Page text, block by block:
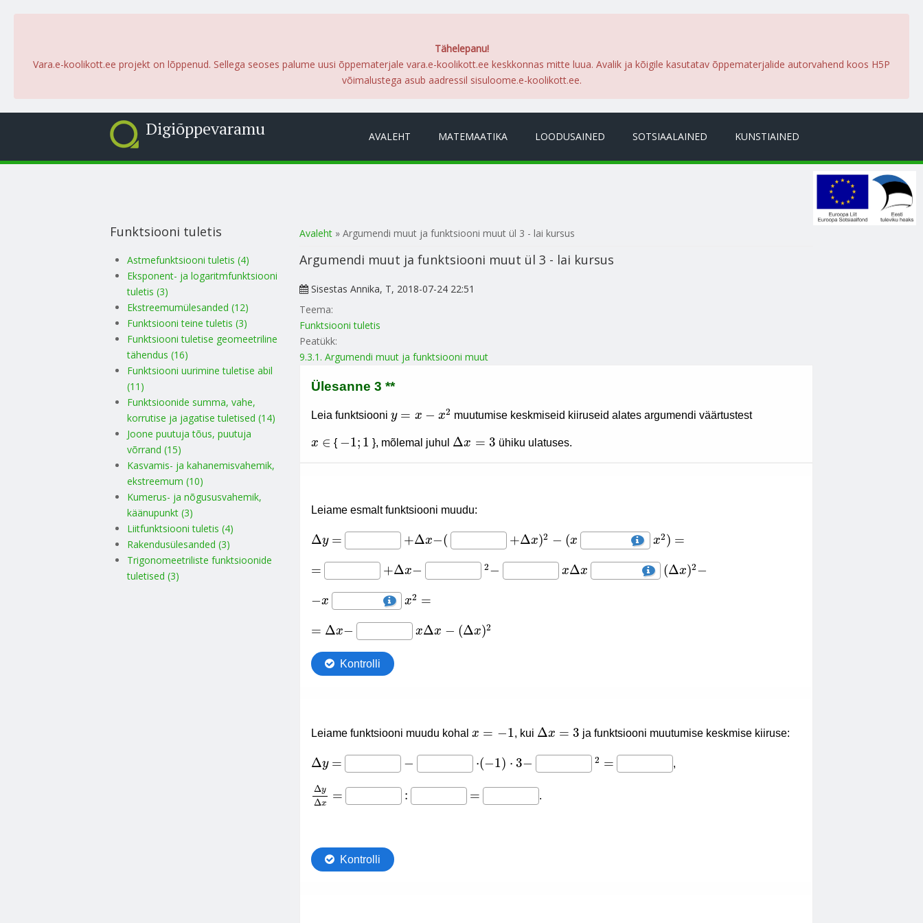
Tähelepanu!
Vara.e-koolikott.ee projekt on lõppenud. Sellega seoses palume uusi õppematerjale vara.e-koolikott.ee keskkonnas mitte luua. Avalik ja kõigile kasutatav õppematerjalide autorvahend koos H5P
võimalustega asub aadressil sisuloome.e-koolikott.ee.
Digiõppevaramu AVALEHT MATEMAATIKA LOODUSAINED SOTSIAALAINED KUNSTIAINED
Sa oled siin
Avaleht » Argumendi muut ja funktsiooni muut ül 3 - lai kursus
Argumendi muut ja funktsiooni muut ül 3 - lai kursus
SisestasAnnika, T, 2018-07-24 22:51
Teema:
Funktsiooni tuletis
Peatükk:
9.3.1. Argumendi muut ja funktsiooni muut
Funktsiooni tuletis
Astmefunktsiooni tuletis (4)
Eksponent- ja logaritmfunktsiooni
tuletis (3)
Ekstreemumülesanded (12)
Funktsiooni teine tuletis (3)
Funktsiooni tuletise geomeetriline
tähendus (16)
Funktsiooni uurimine tuletise abil
(11)
Funktsioonide summa, vahe,
korrutise ja jagatise tuletised (14)
Joone puutuja tõus, puutuja
võrrand (15)
Kasvamis- ja kahanemisvahemik,
ekstreemum (10)
Kumerus- ja nõgususvahemik,
käänupunkt (3)
Liitfunktsiooni tuletis (4)
Rakendusülesanded (3)
Trigonomeetriliste funktsioonide
tuletised (3)